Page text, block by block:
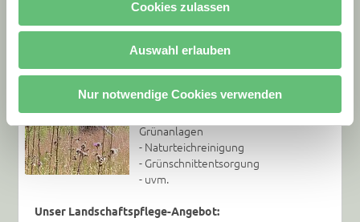
Cookies zulassen
Auswahl erlauben
Nur notwendige Cookies verwenden
Unser Ökoservice und
- Entwicklungs- und Erhaltungspflege
- Allgemeine Maßnahmen bei
Pflanzflächen
Wiesenflächen in privaten,
kommunalen und gewerblichen
Grünanlagen
- Naturteichreinigung
- Grünschnittentsorgung
- uvm.
Unser Landschaftspflege-Angebot: